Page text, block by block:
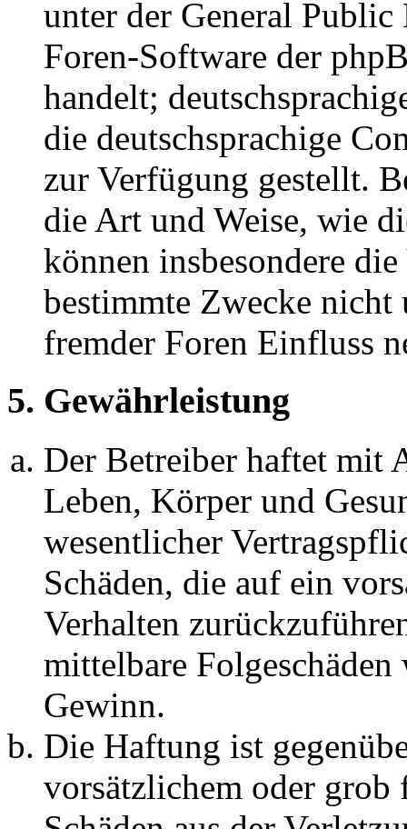
unter der General
Foren-Software der
handelt;
die deutschsprachige
zur Verfügung gestellt.
die Art und Weise, wie
können insbesondere
bestimmte Zwecke nicht
fremder Foren Einfluss
5. Gewährleistung
Der Betreiber haftet mit
Leben, Körper und
wesentlicher
Schäden, die auf ein
Verhalten
mittelbare Folgeschäden
Gewinn.
Die Haftung ist
vorsätzlichem oder grob